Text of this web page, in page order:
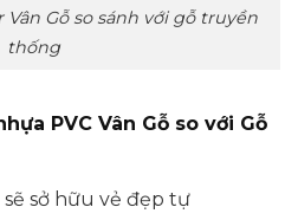
Vân Gỗ so sánh với gỗ truyền
thống
PVC Vân Gỗ so với Gỗ
sở hữu vẻ đẹp tự